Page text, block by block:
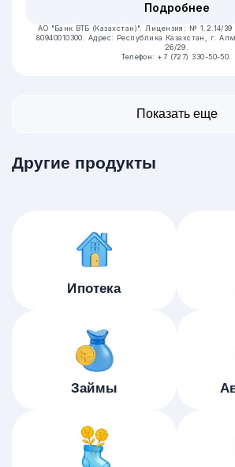
Подробнее
АО "Банк ВТБ (Казахстан)". Лицензия: № 1.2.14/39
80940010300. Адрес: Республика Казахстан, г.
26/29.
Телефон: +7 (727) 330-50-50.
Показать еще
Другие продукты
Ипотека
Займы